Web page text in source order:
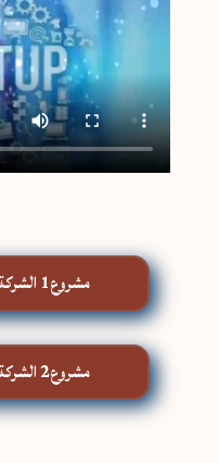
مشروع1 الشركة الناشئة (Start-up)
مشروع2 الشركة الناشئة (Start-up)